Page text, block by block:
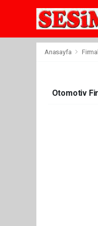
Anasayfa
Otomotiv